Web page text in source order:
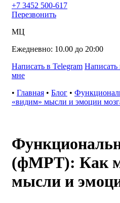
+7 3452 500-617
Перезвонить
МЦ
Ежедневно: 10.00 до 20:00
Написать в Telegram Написать
мне
• Главная • Блог •
«видим» мысли и эмоции
(фМРТ): Как
мысли и